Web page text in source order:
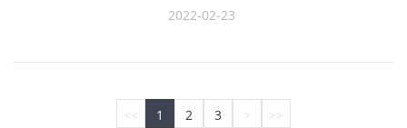
2022-02-23
<< 1 2 3 > >>